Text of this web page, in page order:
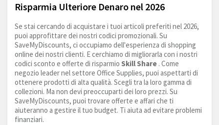
Risparmia Ulteriore Denaro nel 2026
Se stai cercando di acquistare i tuoi articoli preferiti nel 2026,
puoi approfittare dei nostri codici promozionali. Su
SaveMyDiscounts, ci occupiamo dell'esperienza di shopping
online dei nostri clienti. E cerchiamo di migliorarla con i nostri
codici sconto e offerte di risparmio Skill Share . Come
negozio leader nel settore Office Supplies, puoi aspettarti di
ottenere prodotti di alta qualità. Scegli tra la loro gamma di
collezioni. Ma non devi preoccuparti dei loro prezzi. Su
SaveMyDiscounts, puoi trovare offerte e affari che ti
aiuteranno a gestire il tuo budget. Ti aiuta ad evitare problemi
finanziari.